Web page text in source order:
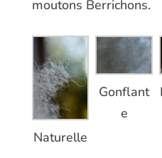
moutons Berrichons.
Naturelle
Gonflant
e